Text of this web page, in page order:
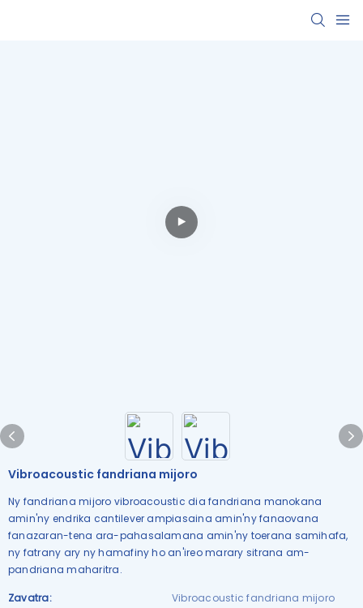
Vibroacoustic fandriana mijoro
Ny fandriana mijoro vibroacoustic dia fandriana manokana
amin'ny endrika cantilever ampiasaina amin'ny fanaovana
fanazaran-tena ara-pahasalamana amin'ny toerana samihafa,
ny fatrany ary ny hamafiny ho an'ireo marary sitrana am-
pandriana maharitra.
Zavatra:
Vibroacoustic fandriana mijoro